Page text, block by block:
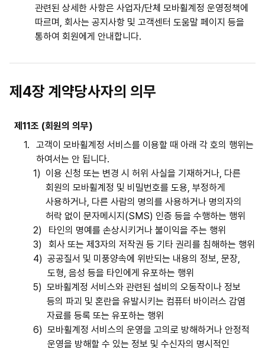
관련된 상세한 사항은 사업자/단체 모바휠계정 운영정책에
따르며, 회사는 공지사항 및 고객센터 도움말 페이지 등을
통하여 회원에게 안내합니다.
제4장 계약당사자의 의무
제11조 (회원의 의무)
1.
고객이 모바휠계정 서비스를 이용할 때 아래 각 호의 행위는
하여서는 안 됩니다.
1) 이용 신청 또는 변경 시 허위 사실을 기재하거나, 다른
회원의 모바휠계정 및 비밀번호를 도용, 부정하게
사용하거나, 다른 사람의 명의를 사용하거나 명의자의
허락 없이 문자메시지(SMS) 인증 등을 수행하는 행위
2)
타인의 명예를 손상시키거나 불이익을 주는 행위
3)
회사 또는 제3자의 저작권 등 기타 권리를 침해하는 행위
4) 공공질서 및 미풍양속에 위반되는 내용의 정보, 문장,
도형, 음성 등을 타인에게 유포하는 행위
5) 모바휠계정 서비스와 관련된 설비의 오동작이나 정보
등의 파괴 및 혼란을 유발시키는 컴퓨터 바이러스 감염
자료를 등록 또는 유포하는 행위
6) 모바휠계정 서비스의 운영을 고의로 방해하거나 안정적
운영을 방해할 수 있는 정보 및 수신자의 명시적인